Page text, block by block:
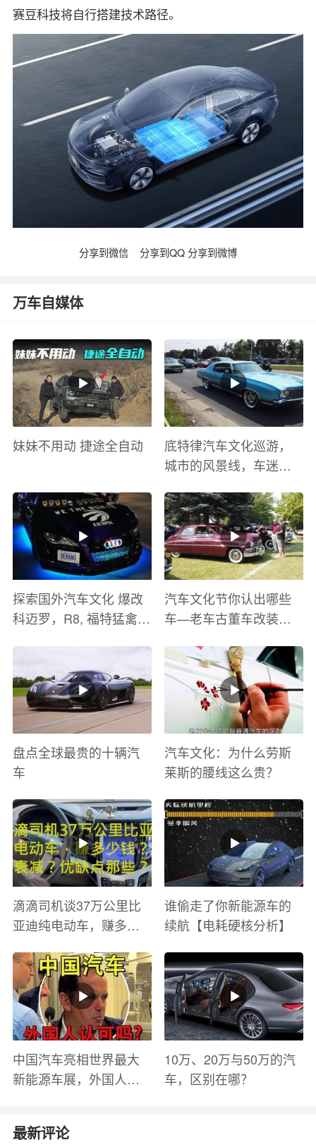
赛豆科技将自行搭建技术路径。
分享到微信 分享到QQ 分享到微博
万车自媒体
妹妹不用动 捷途全自动
底特律汽车文化巡游，
城市的风景线，车迷的
探索国外汽车文化 爆改
科迈罗，R8, 福特猛禽
汽车文化节你认出哪些
车—老车古董车改装车
盘点全球最贵的十辆汽
车
汽车文化：为什么劳斯
莱斯的腰线这么贵？
滴滴司机谈37万公里比
亚迪纯电动车，赚多少
有哪些？
谁偷走了你新能源车的
续航【电耗硬核分析】
中国汽车亮相世界最大
新能源车展，外国人怎
10万、20万与50万的汽
车，区别在哪？
最新评论